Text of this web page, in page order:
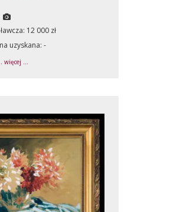
12 000 zł
uzyskana: -
więcej ...